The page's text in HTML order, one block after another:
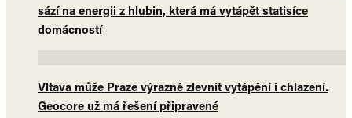
sází na energii z hlubin, která má vytápět statisíce
domácností
Vltava může Praze výrazně zlevnit vytápění i chlazení.
Geocore už má řešení připravené